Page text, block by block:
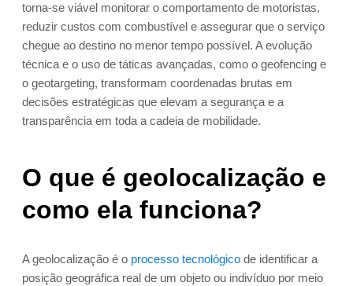
torna-se viável monitorar o comportamento de motoristas,
reduzir custos com combustível e assegurar que o serviço
chegue ao destino no menor tempo possível. A evolução
técnica e o uso de táticas avançadas, como o geofencing e
o geotargeting, transformam coordenadas brutas em
decisões estratégicas que elevam a segurança e a
transparência em toda a cadeia de mobilidade.
O que é geolocalização e
como ela funciona?
A geolocalização é o processo tecnológico de identificar a
posição geográfica real de um objeto ou indivíduo por meio